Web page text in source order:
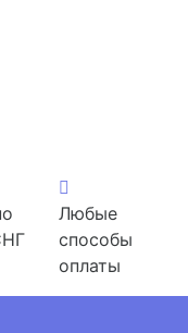
Любые
способы
оплаты